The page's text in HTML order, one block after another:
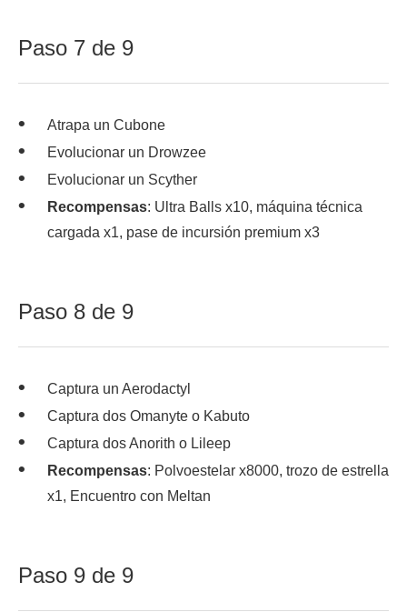
Paso 7 de 9
Atrapa un Cubone
Evolucionar un Drowzee
Evolucionar un Scyther
Recompensas: Ultra Balls x10, máquina técnica
cargada x1, pase de incursión premium x3
Paso 8 de 9
Captura un Aerodactyl
Captura dos Omanyte o Kabuto
Captura dos Anorith o Lileep
Recompensas: Polvoestelar x8000, trozo de estrella
x1, Encuentro con Meltan
Paso 9 de 9